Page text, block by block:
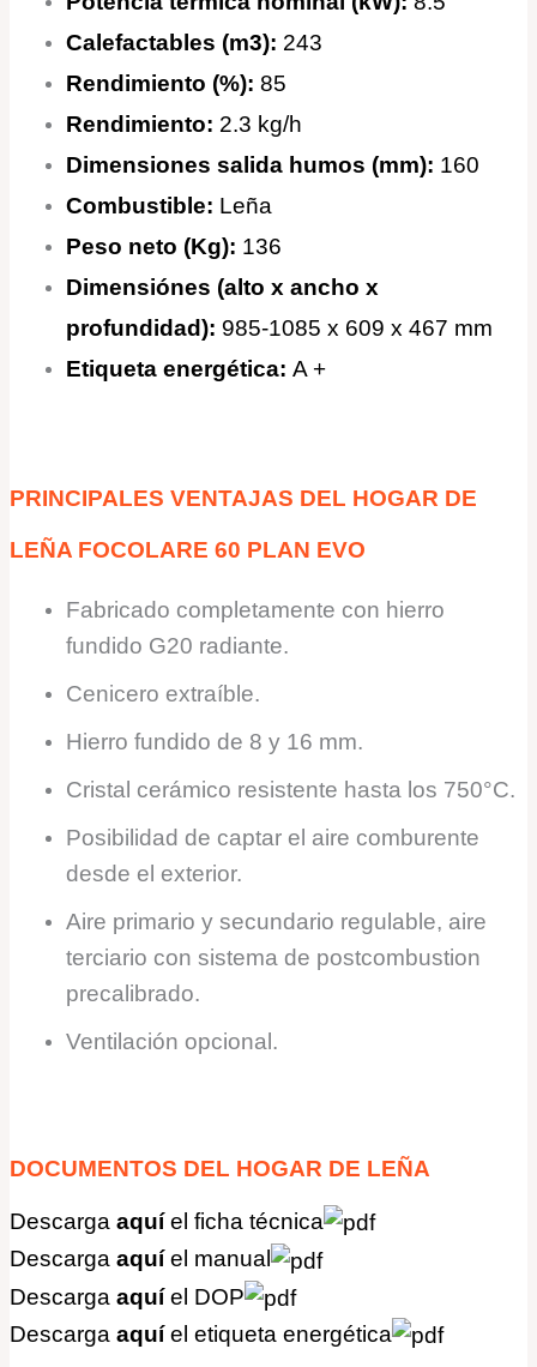
Calefactables (m3): 243
Rendimiento (%): 85
Rendimiento: 2.3 kg/h
Dimensiones salida humos (mm): 160
Combustible: Leña
Peso neto (Kg): 136
Dimensiónes (alto x ancho x
profundidad): 985-1085 x 609 x 467 mm
Etiqueta energética: A +
PRINCIPALES VENTAJAS DEL HOGAR DE
LEÑA FOCOLARE 60 PLAN EVO
Fabricado completamente con hierro
fundido G20 radiante.
Cenicero extraíble.
Hierro fundido de 8 y 16 mm.
Cristal cerámico resistente hasta los 750°C.
Posibilidad de captar el aire comburente
desde el exterior.
Aire primario y secundario regulable, aire
terciario con sistema de postcombustion
precalibrado.
Ventilación opcional.
DOCUMENTOS DEL HOGAR DE LEÑA
Descargaaquí el fichatécnica
Descargaaquí el manual
Descargaaquí el DOP
Descargaaquí el etiqueta energética